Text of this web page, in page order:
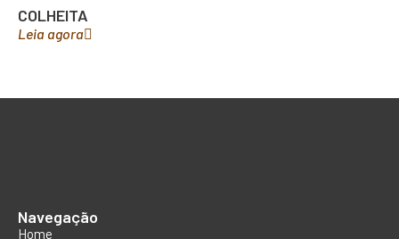
COLHEITA
Leia agora
Navegação
Home